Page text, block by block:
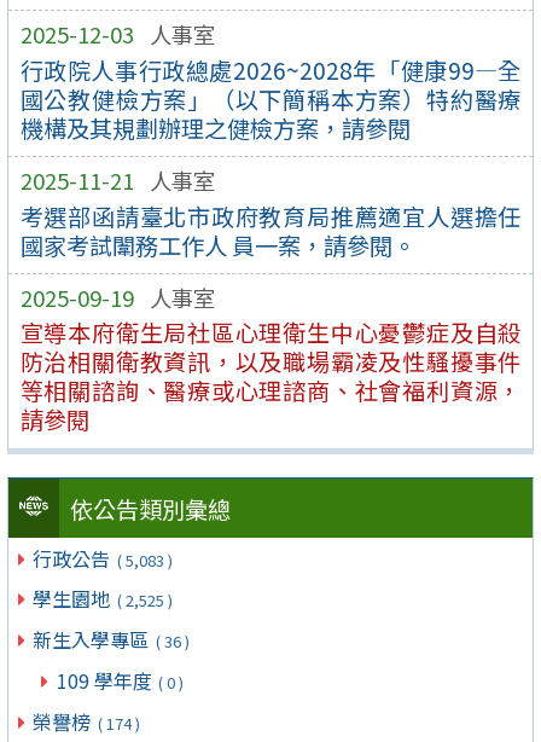
2025-12-03 人事室
行政院人事行政總處2026~2028年「健康99—全
國公教健檢方案」（以下簡稱本方案）特約醫療
機構及其規劃辦理之健檢方案，請參閱
2025-11-21 人事室
考選部函請臺北市政府教育局推薦適宜人選擔任
國家考試闈務工作人 員一案，請參閱。
2025-09-19 人事室
宣導本府衛生局社區心理衛生中心憂鬱症及自殺
防治相關衛教資訊，以及職場霸凌及性騷擾事件
等相關諮詢、醫療或心理諮商、社會福利資源，
請參閱
依公告類別彙總
行政公告 ( 5,083 )
學生園地 ( 2,525 )
新生入學專區 ( 36 )
109 學年度 ( 0 )
榮譽榜 ( 174 )